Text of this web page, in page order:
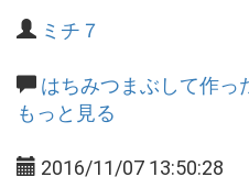
ミチ７
はちみつまぶして作っ
もっと見る
2016/11/07 13:50:28